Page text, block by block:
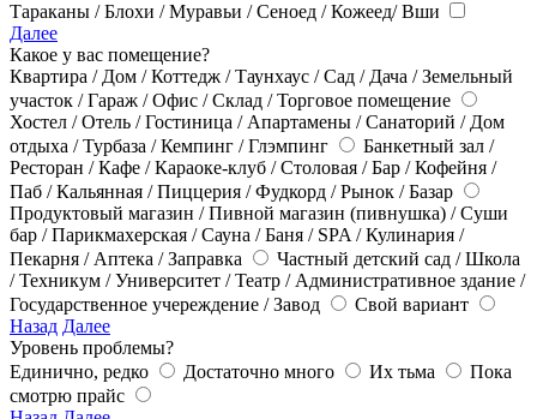
Тараканы / Блохи / Муравьи / Сеноед / Кожеед/ Вши
Далее
Какое у вас помещение?
Квартира / Дом / Коттедж / Таунхаус / Сад / Дача / Земельный
участок / Гараж / Офис / Склад / Торговое помещение
Хостел / Отель / Гостиница / Апартамены / Санаторий / Дом
отдыха / Турбаза / Кемпинг / Глэмпинг
Банкетный зал /
Ресторан / Кафе / Караоке-клуб / Столовая / Бар / Кофейня /
Паб / Кальянная / Пиццерия / Фудкорд / Рынок / Базар
Продуктовый магазин / Пивной магазин (пивнушка) / Суши
бар / Парикмахерская / Сауна / Баня / SPA / Кулинария /
Пекарня / Аптека / Заправка
Частный детский сад / Школа
/ Техникум / Университет / Театр / Административное здание /
Государственное учереждение / Завод
Свой вариант
Назад Далее
Уровень проблемы?
Единично, редко
Достаточно много Их тьма
Пока
смотрю прайс